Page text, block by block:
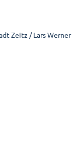
Zeitz / Lars Werner